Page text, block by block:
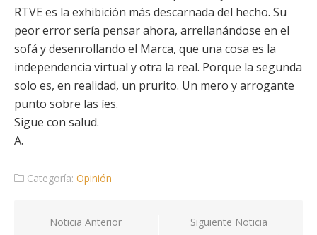
RTVE es la exhibición más descarnada del hecho. Su
peor error sería pensar ahora, arrellanándose en el
sofá y desenrollando el Marca, que una cosa es la
independencia virtual y otra la real. Porque la segunda
solo es, en realidad, un prurito. Un mero y arrogante
punto sobre las íes.
Sigue con salud.
A.
Categoría: Opinión
Navegación
Noticia Anterior Siguiente Noticia